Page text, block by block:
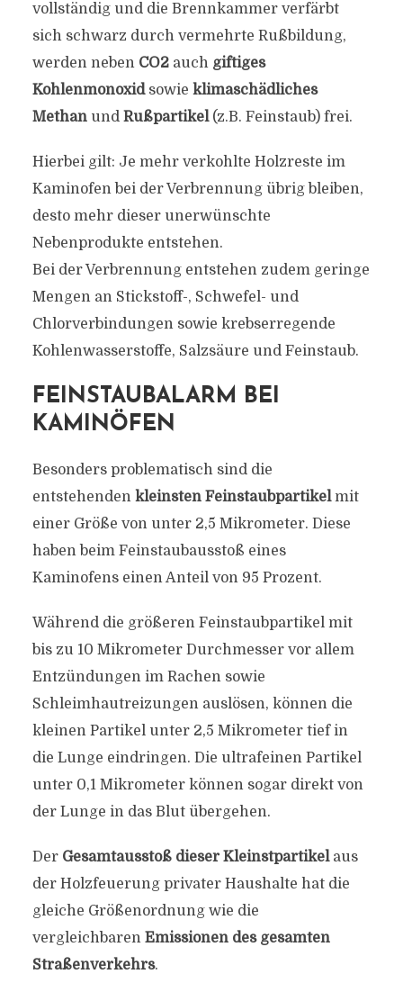
vollständig und die Brennkammer verfärbt
sich schwarz durch vermehrte Rußbildung,
werden neben CO2auch giftiges
Kohlenmonoxidsowie klimaschädliches
Methanund Rußpartikel (z.B. Feinstaub) frei.
Hierbei gilt: Je mehr verkohlte Holzreste im
Kaminofen bei der Verbrennung übrig bleiben,
desto mehr dieser unerwünschte
Nebenprodukte entstehen.
Bei der Verbrennung entstehen zudem geringe
Mengen an Stickstoff-, Schwefel- und
Chlorverbindungen sowie krebserregende
Kohlenwasserstoffe, Salzsäure und Feinstaub.
FEINSTAUBALARM BEI
KAMINÖFEN
Besonders problematisch sind die
entstehenden kleinsten Feinstaubpartikelmit
einer Größe von unter 2,5 Mikrometer. Diese
haben beim Feinstaubausstoß eines
Kaminofens einen Anteil von 95 Prozent.
Während die größeren Feinstaubpartikel mit
bis zu 10 Mikrometer Durchmesser vor allem
Entzündungen im Rachen sowie
Schleimhautreizungen auslösen, können die
kleinen Partikel unter 2,5 Mikrometer tief in
die Lunge eindringen. Die ultrafeinen Partikel
unter 0,1 Mikrometer können sogar direkt von
der Lunge in das Blut übergehen.
Der Gesamtausstoß dieser Kleinstpartikel aus
der Holzfeuerung privater Haushalte hat die
gleiche Größenordnung wie die
vergleichbaren Emissionen des gesamten
Straßenverkehrs.